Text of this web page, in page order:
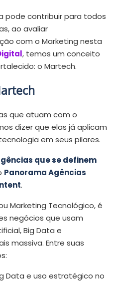
pode contribuir para todos
ao avaliar
com o Marketing nesta
, temos um conceito
o Martech.
que atuam com o
dizer que elas já aplicam
em seus pilares.
que se definem
Panorama Agências
.
Marketing Tecnológico, é
negócios que usam
Big Data e
massiva. Entre suas
Data e uso estratégico no